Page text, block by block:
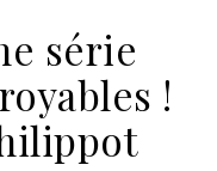
série
!